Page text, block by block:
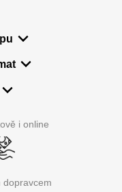
i online
dopravcem